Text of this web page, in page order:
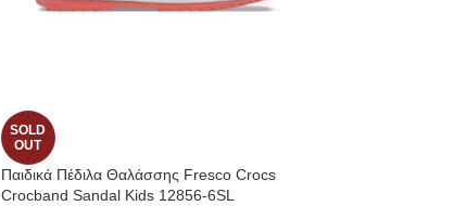
SOLD
OUT
Παιδικά Πέδιλα Θαλάσσης Fresco Crocs
Crocband Sandal Kids 12856-6SL